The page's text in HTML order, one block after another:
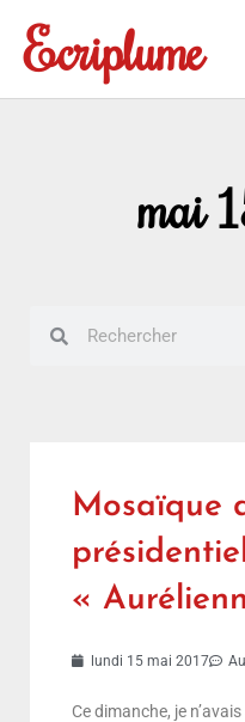
contenu
Ecriplume
mai
Mosaïque
«
lundi 15 mai 2017
Ce dimanche, je